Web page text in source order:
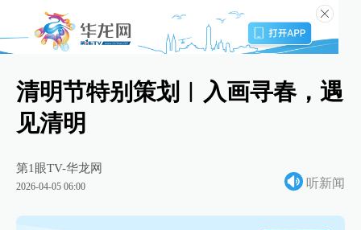
清明节特别策划︱入画寻春，遇
见清明
第1眼TV-华龙网
2026-04-05 06:00 听新闻